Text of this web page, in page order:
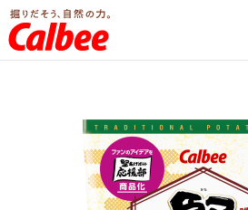
ホーム > 商品
れ味